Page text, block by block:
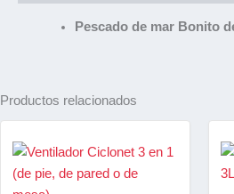
Pescado de mar Bonito
Productos relacionados